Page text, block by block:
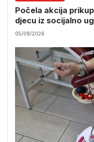
Počela akcija
djecu iz socijalno
05/08/2026